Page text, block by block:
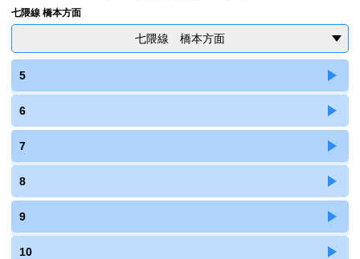
七隈線 橋本方面
七隈線 橋本方面
5
6
7
8
9
10